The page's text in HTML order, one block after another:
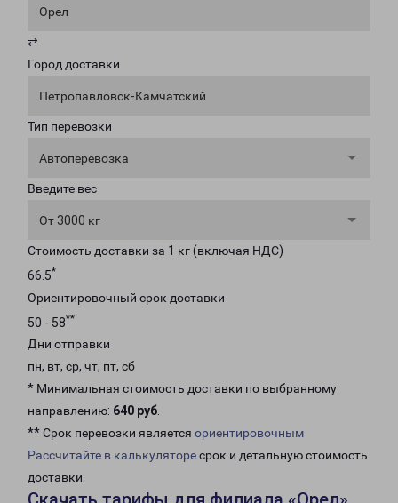
Орел
⇄
Город доставки
Петропавловск-Камчатский
Тип перевозки
Автоперевозка
Введите вес
От 3000 кг
Стоимость доставки за 1 кг (включая НДС)
66.5*
Ориентировочный срок доставки
50 - 58**
Дни отправки
пн, вт, ср, чт, пт, сб
* Минимальная стоимость доставки по выбранному
направлению: 640 руб.
** Срок перевозки является ориентировочным
Рассчитайте в калькуляторесрок и детальную стоимость
доставки.